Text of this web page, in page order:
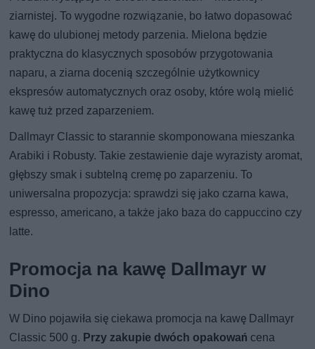
ziarnistej. To wygodne rozwiązanie, bo łatwo dopasować
kawę do ulubionej metody parzenia. Mielona będzie
praktyczna do klasycznych sposobów przygotowania
naparu, a ziarna docenią szczególnie użytkownicy
ekspresów automatycznych oraz osoby, które wolą mielić
kawę tuż przed zaparzeniem.
Dallmayr Classic to starannie skomponowana mieszanka
Arabiki i Robusty. Takie zestawienie daje wyrazisty aromat,
głębszy smak i subtelną cremę po zaparzeniu. To
uniwersalna propozycja: sprawdzi się jako czarna kawa,
espresso, americano, a także jako baza do cappuccino czy
latte.
Promocja na kawę Dallmayr w
Dino
W Dino pojawiła się ciekawa promocja na kawę Dallmayr
Classic 500 g. Przy zakupie dwóch opakowań cena